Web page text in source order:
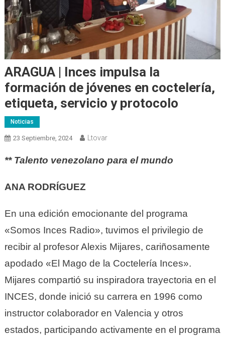
ARAGUA | Inces impulsa la
formación de jóvenes en coctelería,
etiqueta, servicio y protocolo
Noticias
23 Septiembre, 2024 Ltovar
** Talento venezolano para el mundo
ANA RODRÍGUEZ
En una edición emocionante del programa
«Somos Inces Radio», tuvimos el privilegio de
recibir al profesor Alexis Mijares, cariñosamente
apodado «El Mago de la Coctelería Inces».
Mijares compartió su inspiradora trayectoria en el
INCES, donde inició su carrera en 1996 como
instructor colaborador en Valencia y otros
estados, participando activamente en el programa